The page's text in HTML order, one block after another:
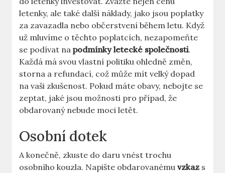
letenky, ale také další náklady, jako jsou poplatky
za zavazadla nebo občerstvení během letu. Když
už mluvíme o těchto poplatcích, nezapomeňte
se podívat napodmínky letecké společnosti.
Každá má svou vlastní politiku ohledně změn,
storna a refundací, což může mít velký dopad
na vaši zkušenost. Pokud máte obavy, nebojte se
zeptat, jaké jsou možnosti pro případ, že
obdarovaný nebude moci letět.
Osobní dotek
A konečně, zkuste do daru vnést trochu
osobního kouzla. Napište obdarovanémuvzkaz s